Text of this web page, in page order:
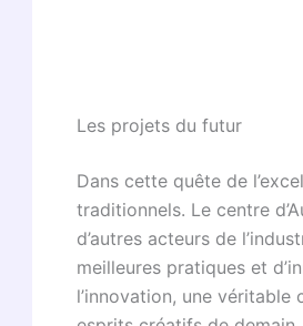
Les projets du futur
Dans cette quête de
traditionnels. Le centre
d’autres acteurs de
meilleures pratiques et
l’innovation, une véritable